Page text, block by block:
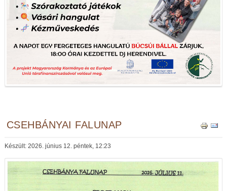
CSEHBÁNYAI FALUNAP
Készült: 2026. június 12. péntek, 12:23